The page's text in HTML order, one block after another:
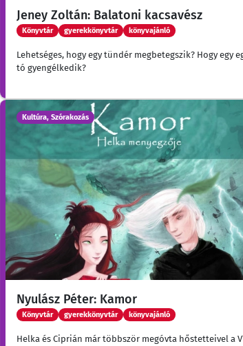
Jeney Zoltán: Balatoni kacsavész
Könyvtár gyerekkönyvtár könyvajánló
Lehetséges, hogy egy tündér megbetegszik? Hogy egy
tó gyengélkedik?
Kultúra, Szórakozás
Nyulász Péter: Kamor
Könyvtár gyerekkönyvtár könyvajánló
Helka és Ciprián már többször megóvta hőstetteivel a